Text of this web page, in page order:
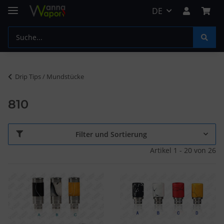
DE
Drip Tips / Mundstücke
810
Filter und Sortierung
Artikel 1 - 20 von 26